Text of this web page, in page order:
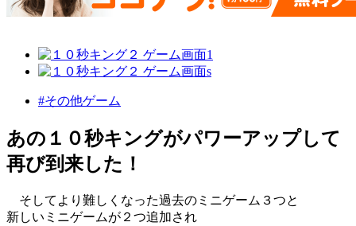
#その他ゲーム
あの１０秒キングがパワーアップして
再び到来した！
そしてより難しくなった過去のミニゲーム３つと
新しいミニゲームが２つ追加され